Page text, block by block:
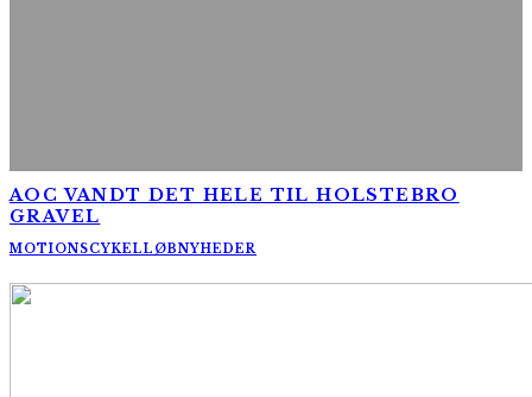
AOC VANDT DET HELE TIL HOLSTEBRO
GRAVEL
MOTIONSCYKELLØBNYHEDER